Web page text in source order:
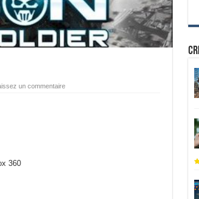
un commentaire
360